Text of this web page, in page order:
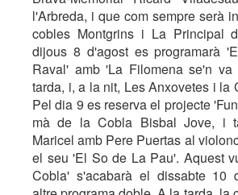
l'Arbreda, i que com sempre serà
cobles Montgrins i La Principal
dijous 8 d'agost es programarà
Raval' amb 'La Filomena se'n
tarda, i, a la nit, Les Anxovetes i la
Pel dia 9 es reserva el projecte
mà de la Cobla Bisbal Jove, i
Maricel amb Pere Puertas al
el seu 'El So de La Pau'. Aquest
Cobla' s'acabarà el dissabte 10